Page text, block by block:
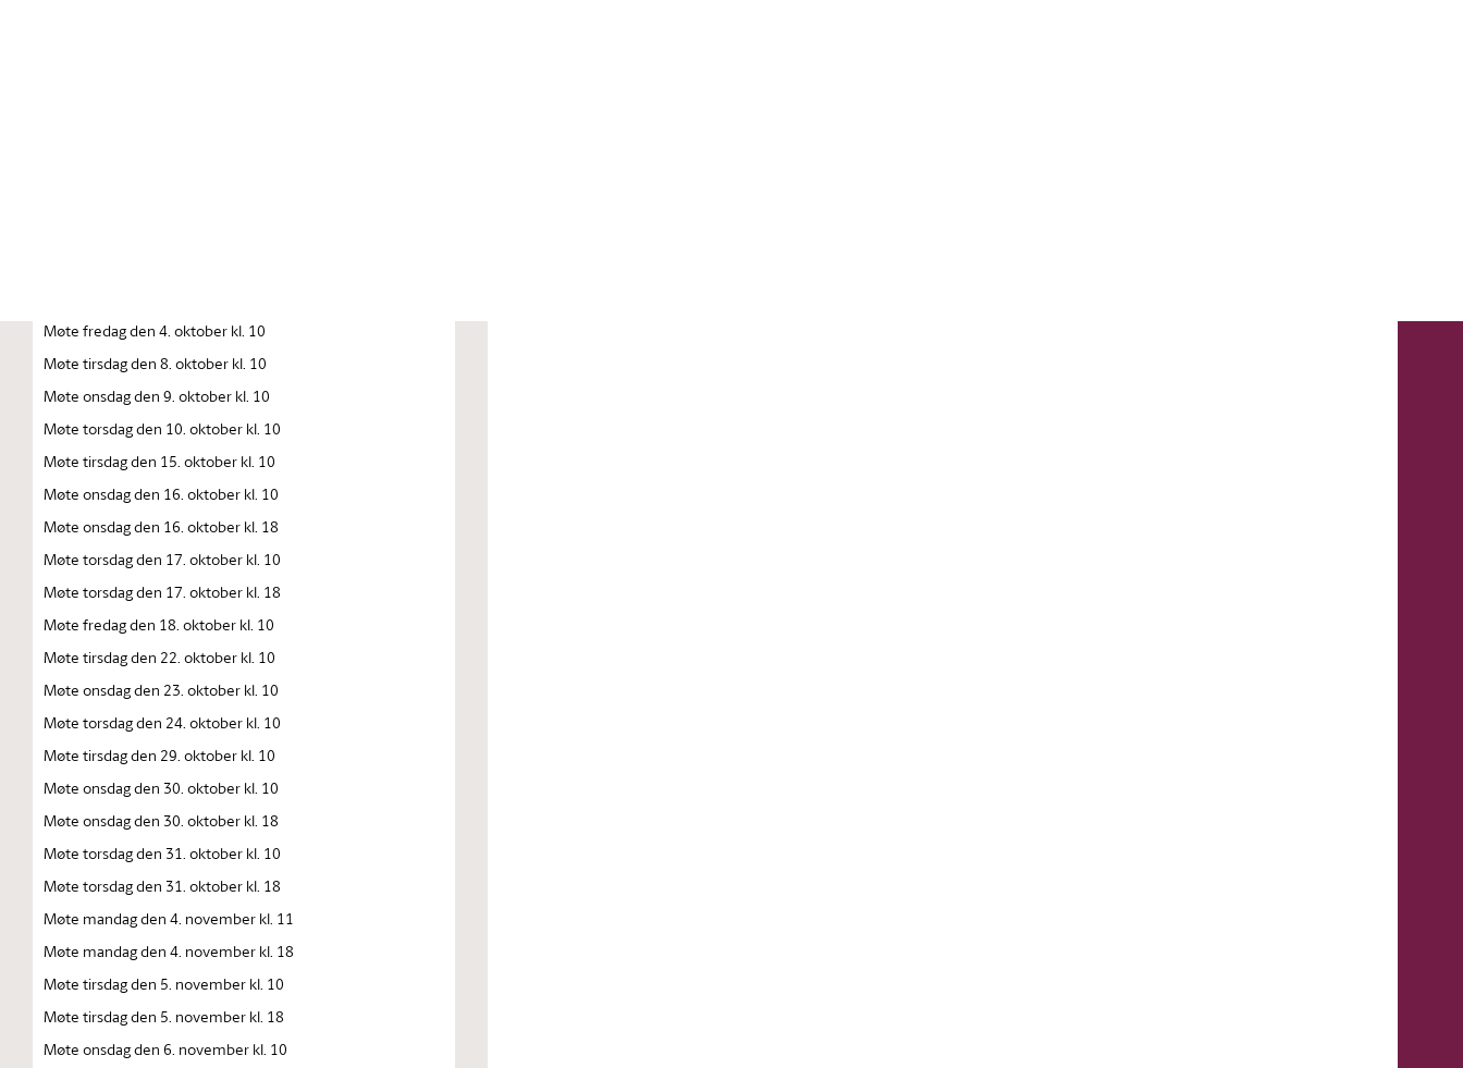
Møte fredag den 4. oktober kl. 10
Møte tirsdag den 8. oktober kl. 10
Møte onsdag den 9. oktober kl. 10
Møte torsdag den 10. oktober kl. 10
Møte tirsdag den 15. oktober kl. 10
Møte onsdag den 16. oktober kl. 10
Møte onsdag den 16. oktober kl. 18
Møte torsdag den 17. oktober kl. 10
Møte torsdag den 17. oktober kl. 18
Møte fredag den 18. oktober kl. 10
Møte tirsdag den 22. oktober kl. 10
Møte onsdag den 23. oktober kl. 10
Møte torsdag den 24. oktober kl. 10
Møte tirsdag den 29. oktober kl. 10
Møte onsdag den 30. oktober kl. 10
Møte onsdag den 30. oktober kl. 18
Møte torsdag den 31. oktober kl. 10
Møte torsdag den 31. oktober kl. 18
Møte mandag den 4. november kl. 11
Møte mandag den 4. november kl. 18
Møte tirsdag den 5. november kl. 10
Møte tirsdag den 5. november kl. 18
Møte onsdag den 6. november kl. 10